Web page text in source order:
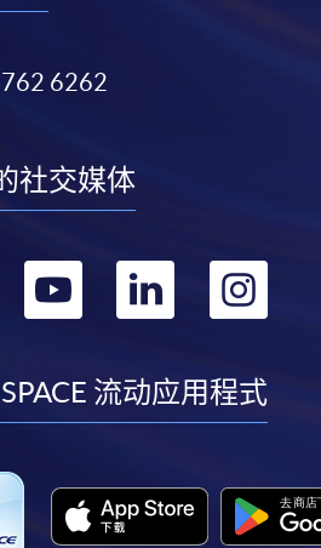
6262
社交媒体
转
youtube
转 转
流动应用程式